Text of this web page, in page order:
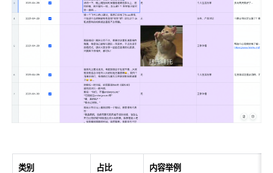
类别 占比 内容举例